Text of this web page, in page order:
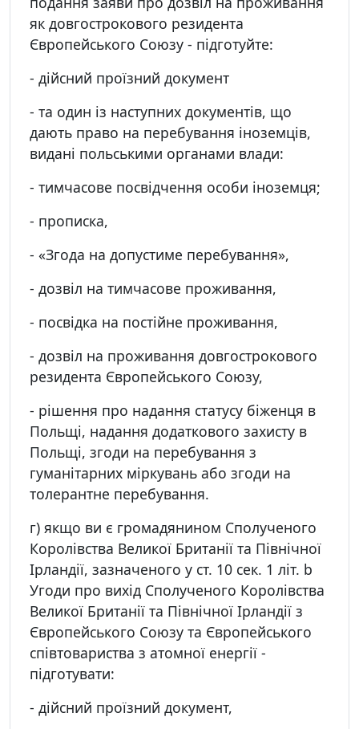
як довгострокового резидента
Європейського Союзу - підготуйте:
- дійсний проїзний документ
- та один із наступних документів, що
дають право на перебування іноземців,
видані польськими органами влади:
- тимчасове посвідчення особи іноземця;
- прописка,
- «Згода на допустиме перебування»,
- дозвіл на тимчасове проживання,
- посвідка на постійне проживання,
- дозвіл на проживання довгострокового
резидента Європейського Союзу,
- рішення про надання статусу біженця в
Польщі, надання додаткового захисту в
Польщі, згоди на перебування з
гуманітарних міркувань або згоди на
толерантне перебування.
г) якщо ви є громадянином Сполученого
Королівства Великої Британії та Північної
Ірландії, зазначеного у ст. 10 сек. 1 літ. b
Угоди про вихід Сполученого Королівства
Великої Британії та Північної Ірландії з
Європейського Союзу та Європейського
співтовариства з атомної енергії -
підготувати:
- дійсний проїзний документ,